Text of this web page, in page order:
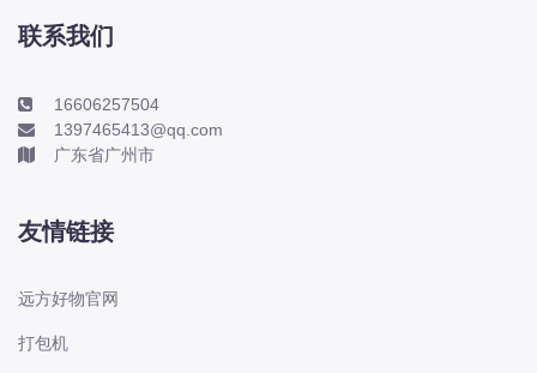
标致
标致-进口
比亚迪
比亚迪商用车
比速
联系我们
16606257504
1397465413@qq.com
广东省广州市
友情链接
远方好物官网
打包机